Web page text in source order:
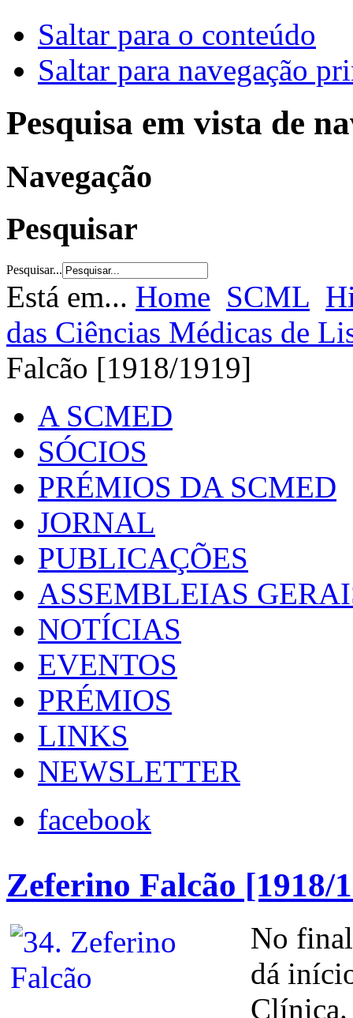
Saltar para o conteúdo
Saltar para navegação
Pesquisa em vista de
Navegação
Pesquisar
Pesquisar...
Está em... Home SCML
das Ciências Médicas de
Falcão [1918/1919]
A SCMED
SÓCIOS
PRÉMIOS DA SCMED
JORNAL
PUBLICAÇÕES
ASSEMBLEIAS
NOTÍCIAS
EVENTOS
PRÉMIOS
LINKS
NEWSLETTER
facebook
Zeferino Falcão [1918/
No
dá
Clínica.